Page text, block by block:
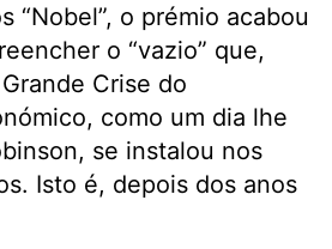
“Nobel”, o prémio acabou
o “vazio” que,
Crise do
como um dia lhe
se instalou nos
Isto é, depois dos anos